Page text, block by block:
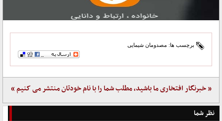
برچسب ها: مصدومان شیمایی
« خبرنگار افتخاری ما باشید، مطلب شما را با نام خودتان منتشر می کنیم »
نظر شما